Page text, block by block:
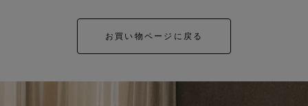
お買い物ページに戻る